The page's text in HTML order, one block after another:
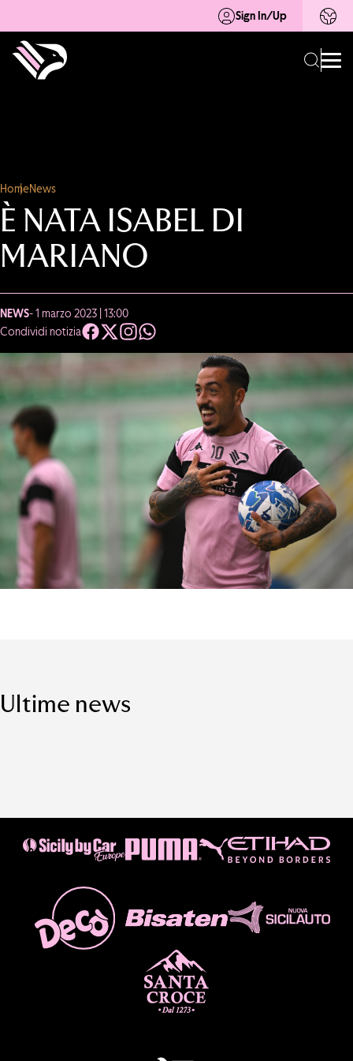
Sign In/Up
HomeNews
È NATA ISABEL DI
MARIANO
NEWS- 1 marzo 2023 | 13:00
Condividi notizia
Ultime news